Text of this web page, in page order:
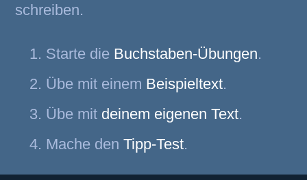
schreiben.
Starte die Buchstaben-Übungen.
Übe mit einem Beispieltext.
Übe mit deinem eigenen Text.
Mache den Tipp-Test.